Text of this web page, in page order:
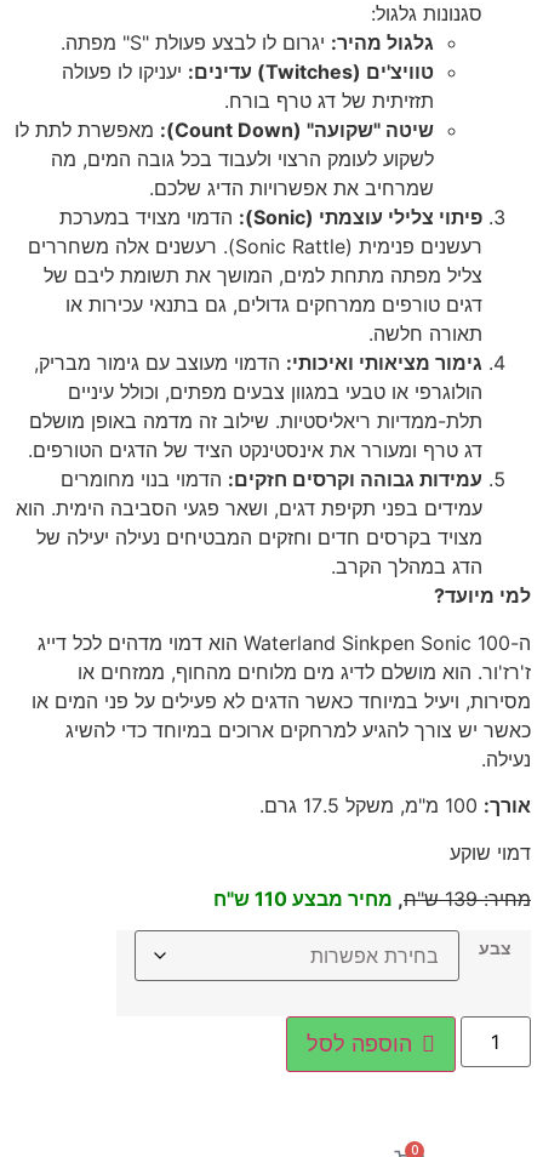
סגנונות גלגול:
גלגול מהיר: יגרום לו לבצע פעולת "S" מפתה.
טוויצ'ים (Twitches) עדינים:
יעניקו לו פעולה
תזזיתית של דג טרף בורח.
שיטה "שקועה" (Count Down):
מאפשרת לתת לו
לשקוע לעומק הרצוי ולעבוד בכל גובה המים, מה
שמרחיב את אפשרויות הדיג שלכם.
פיתוי צלילי עוצמתי (Sonic):
הדמוי מצויד במערכת
רעשנים פנימית (Sonic Rattle). רעשנים אלה משחררים
צליל מפתה מתחת למים, המושך את תשומת ליבם של
דגים טורפים ממרחקים גדולים, גם בתנאי עכירות או
תאורה חלשה.
גימור מציאותי ואיכותי: הדמוי מעוצב עם גימור מבריק,
הולוגרפי או טבעי במגוון צבעים מפתים, וכולל עיניים
תלת-ממדיות ריאליסטיות. שילוב זה מדמה באופן מושלם
דג טרף ומעורר את אינסטינקט הציד של הדגים הטורפים.
עמידות גבוהה וקרסים חזקים: הדמוי בנוי מחומרים
עמידים בפני תקיפת דגים, ושאר פגעי הסביבה הימית. הוא
מצויד בקרסים חדים וחזקים המבטיחים נעילה יעילה של
הדג במהלך הקרב.
למי מיועד?
ה-Waterland Sinkpen Sonic 100 הוא דמוי מדהים לכל דייג
ז'רז'ור. הוא מושלם לדיג מים מלוחים מהחוף, ממזחים או
מסירות, ויעיל במיוחד כאשר הדגים לא פעילים על פני המים או
כאשר יש צורך להגיע למרחקים ארוכים במיוחד כדי להשיג
נעילה.
אורך: מ"מ, משקל 17.5 גרם
.
דמוי שוקע
מחיר:
139 ש"ח, מחיר מבצע 110 ש"ח
צבע
הוספה לסל
0